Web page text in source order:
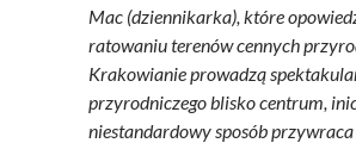
Mac (dziennikarka), które
ratowaniu terenów cennych
Krakowianie prowadzą
przyrodniczego blisko centrum,
niestandardowy sposób